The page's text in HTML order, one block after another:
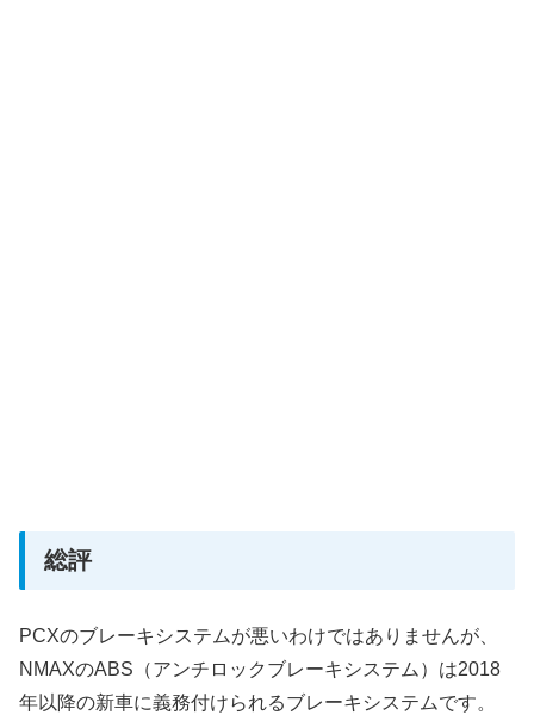
総評
PCXのブレーキシステムが悪いわけではありませんが、
NMAXのABS（アンチロックブレーキシステム）は2018
年以降の新車に義務付けられるブレーキシステムです。